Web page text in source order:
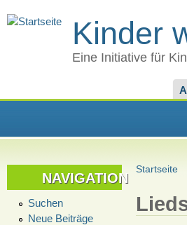
Kinder
Eine Initiative für
NAVIGATION
Suchen
Neue Beiträge
Startseite